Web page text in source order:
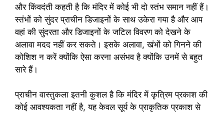
और किंवदंती कहती है कि मंदिर में कोई भी दो स्तंभ समान नहीं हैं।
स्तंभों को सुंदर प्राचीन डिजाइनों के साथ उकेरा गया है और आप
वहां की सुंदरता और डिजाइनों के जटिल विवरण को देखने के
अलावा मदद नहीं कर सकते। इसके अलावा, खंभों को गिनने की
कोशिश न करें क्योंकि ऐसा करना असंभव है क्योंकि उनमें से बहुत
सारे हैं।
प्राचीन वास्तुकला इतनी कुशल है कि मंदिर में कृत्रिम प्रकाश की
कोई आवश्यकता नहीं है, यह केवल सूर्य के प्राकृतिक प्रकाश से